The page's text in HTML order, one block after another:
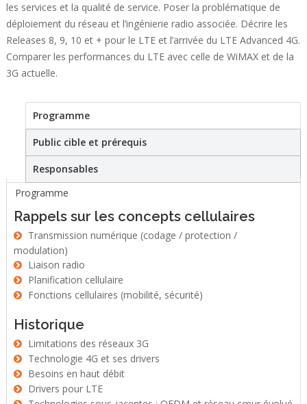
les services et la qualité de service. Poser la problématique de
déploiement du réseau et l’ingénierie radio associée. Décrire les
Releases 8, 9, 10 et + pour le LTE et l’arrivée du LTE Advanced 4G.
Comparer les performances du LTE avec celle de WiMAX et de la
3G actuelle.
StageProgramme(active tab)
Public cible et prérequis
Responsables
Programme
Rappels sur les concepts cellulaires
modulation)
Liaison radio
Planification cellulaire
Fonctions cellulaires (mobilité, sécurité)
Historique
Limitations des réseaux 3G
Technologie 4G et ses drivers
Besoins en haut débit
Drivers pour LTE